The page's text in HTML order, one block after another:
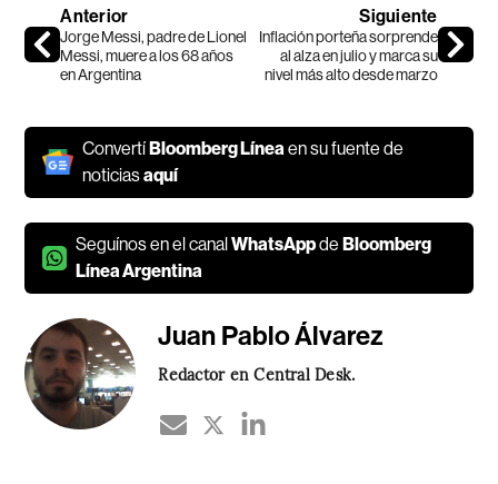
Anterior
Jorge Messi, padre de Lionel
Messi, muere a los 68 años
en Argentina
Siguiente
Inflación porteña sorprende
al alza en julio y marca su
nivel más alto desde marzo
ConvertíBloomberg Línea en su fuente de
noticiasaquí
Seguínos en el canalWhatsAppdeBloomberg
Línea Argentina
Juan Pablo Álvarez
Redactor en Central Desk.